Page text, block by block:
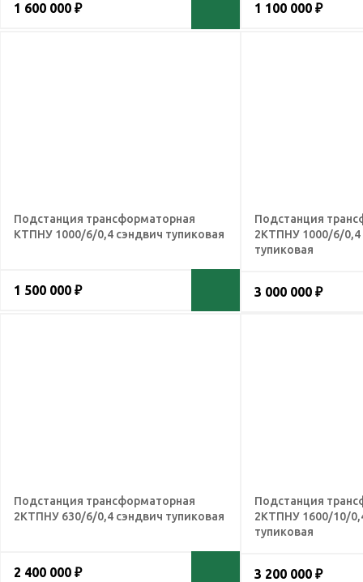
1 600 000 ₽ 1 100 000 ₽
Подстанция трансформаторная
КТПНУ 1000/6/0,4 сэндвич тупиковая
1 500 000 ₽
Подстанция
2КТПНУ 1000/6/0,4
тупиковая
3 000 000 ₽
Подстанция трансформаторная
2КТПНУ 630/6/0,4 сэндвич тупиковая
2 400 000 ₽
Подстанция
2КТПНУ 1600/10/
тупиковая
3 200 000 ₽